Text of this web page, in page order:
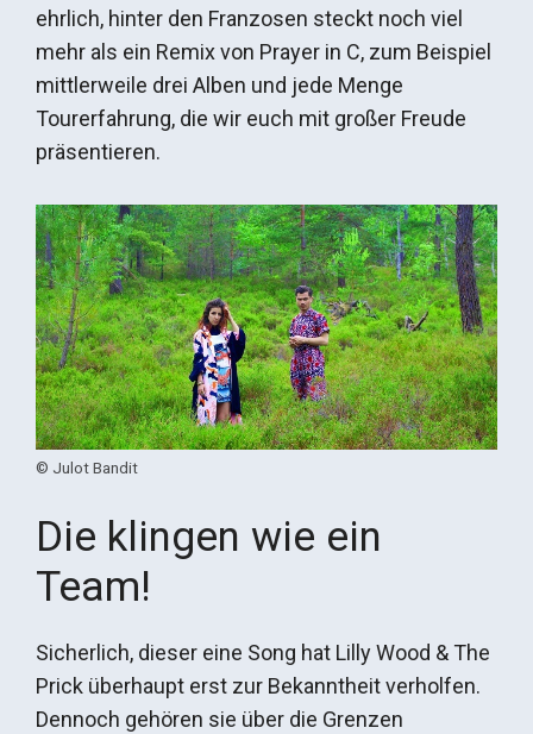
ehrlich, hinter den Franzosen steckt noch viel
mehr als ein Remix von Prayer in C, zum Beispiel
mittlerweile drei Alben und jede Menge
Tourerfahrung, die wir euch mit großer Freude
präsentieren.
© Julot Bandit
Die klingen wie ein
Team!
Sicherlich, dieser eine Song hat Lilly Wood & The
Prick überhaupt erst zur Bekanntheit verholfen.
Dennoch gehören sie über die Grenzen